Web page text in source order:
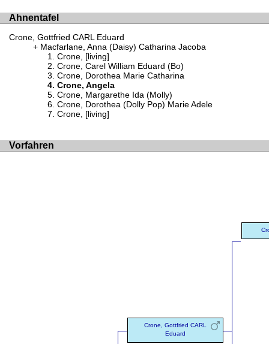
Ahnentafel
Crone, Gottfried CARL Eduard
Macfarlane, Anna (Daisy) Catharina Jacoba
Crone, [living]
Crone, Carel William Eduard (Bo)
Crone, Dorothea Marie Catharina
Crone, Angela
Crone, Margarethe Ida (Molly)
Crone, Dorothea (Dolly Pop) Marie Adele
Crone, [living]
Vorfahren
Crone, Gottfried CARL
Eduard